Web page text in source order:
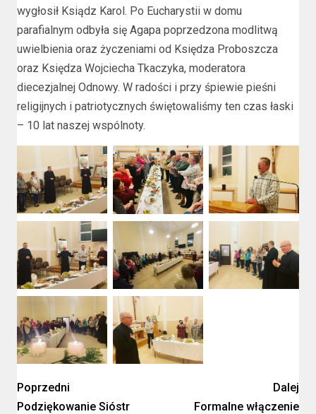
wygłosił Ksiądz Karol. Po Eucharystii w domu
parafialnym odbyła się Agapa poprzedzona modlitwą
uwielbienia oraz życzeniami od Księdza Proboszcza
oraz Księdza Wojciecha Tkaczyka, moderatora
diecezjalnej Odnowy. W radości i przy śpiewie pieśni
religijnych i patriotycznych świętowaliśmy ten czas łaski
– 10 lat naszej wspólnoty.
Poprzedni
Podziękowanie Sióstr
Dalej
Formalne włączenie